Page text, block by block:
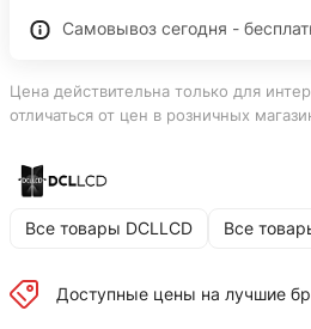
Самовывоз сегодня -
Цена действительна только для
отличаться от цен в розничных
Все товары DCLLCD Все
Доступные цены на лучшие